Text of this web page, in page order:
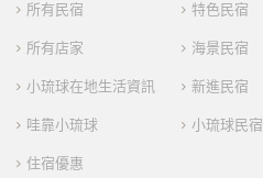
所有民宿
所有店家
小琉球在地生活資訊
哇靠小琉球
住宿優惠
特色民宿
海景民宿
新進民宿
小琉球民宿